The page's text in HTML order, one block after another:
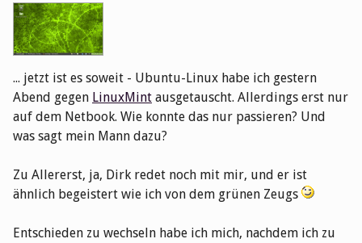
... jetzt ist es soweit - Ubuntu-Linux habe ich gestern
Abend gegen LinuxMint ausgetauscht. Allerdings erst nur
auf dem Netbook. Wie konnte das nur passieren? Und
was sagt mein Mann dazu?
Zu Allererst, ja, Dirk redet noch mit mir, und er ist
ähnlich begeistert wie ich von dem grünen Zeugs
Entschieden zu wechseln habe ich mich, nachdem ich zu